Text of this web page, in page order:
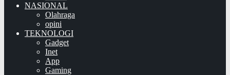
NASIONAL
Olahraga
opini
TEKNOLOGI
Gadget
Inet
App
Gaming